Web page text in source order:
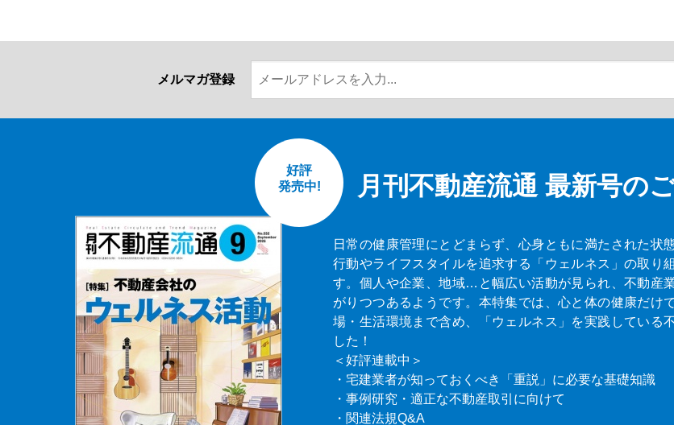
メルマガ登録
月刊不動産流通 最新号の
好評
発売中!
日常の健康管理にとどまらず、心身ともに満たされた状
行動やライフスタイルを追求する「ウェルネス」の取り
す。個人や企業、地域…と幅広い活動が見られ、不動産
がりつつあるようです。本特集では、心と体の健康だけ
場・生活環境まで含め、「ウェルネス」を実践している
した！
＜好評連載中＞
・宅建業者が知っておくべき「重説」に必要な基礎知識
・事例研究・適正な不動産取引に向けて
・関連法規Q&A